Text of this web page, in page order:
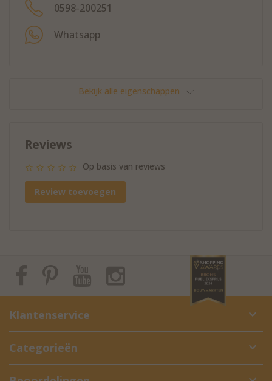
0598-200251
Whatsapp
Bekijk alle eigenschappen
Reviews
Op basis van reviews
Review toevoegen
Klantenservice
Categorieën